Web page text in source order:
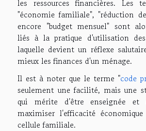
les ressources financières. Les
"économie familiale", "réduction
encore "budget mensuel" sont
liés à la pratique d'utilisation
laquelle devient un réflexe
mieux les finances d'un ménage.
Il est à noter que le terme "code
seulement une facilité, mais une
qui mérite d'être enseignée et
maximiser l'efficacité
cellule familiale.